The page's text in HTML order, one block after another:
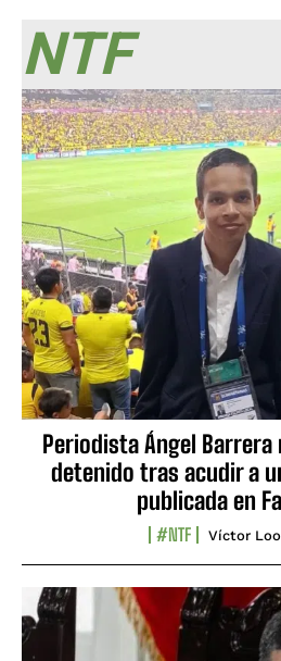
NTF
Periodista Ángel
detenido tras acudir a
publicada en
#NTF Víctor